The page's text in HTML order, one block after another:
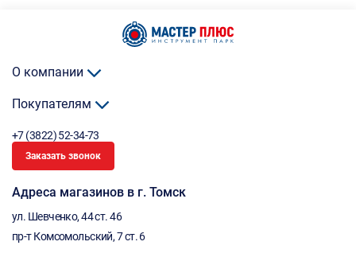
О компании
Покупателям
+7 (3822) 52-34-73
Заказать звонок
Адреса магазинов в г. Томск
ул. Шевченко, 44 ст. 46
пр-т Комсомольский, 7 ст. 6